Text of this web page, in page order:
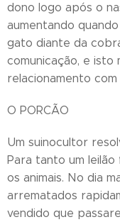
dono logo após o
aumentando
gato diante da
comunicação, e isto
relacionamento com
O PORCÃO
Um suinocultor
Para tanto um
os animais. No dia
arrematados
vendido que